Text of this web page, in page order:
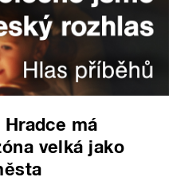
má
velká jako